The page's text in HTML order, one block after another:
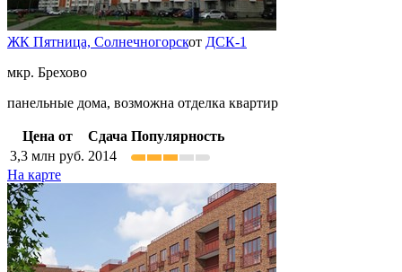
ЖК Пятница, Солнечногорскот ДСК-1
мкр. Брехово
панельные дома, возможна отделка квартир
Цена от Сдача Популярность
3,3 млн руб. 2014
На карте